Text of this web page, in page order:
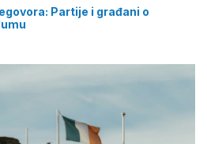
Partije i građani o